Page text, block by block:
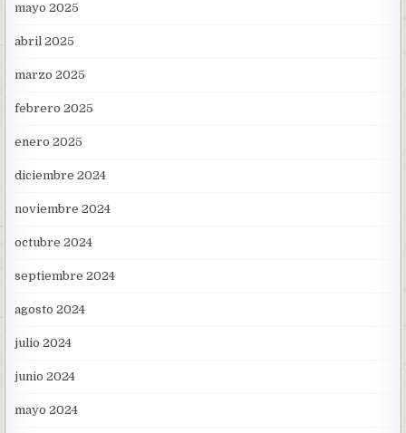
mayo 2025
abril 2025
marzo 2025
febrero 2025
enero 2025
diciembre 2024
noviembre 2024
octubre 2024
septiembre 2024
agosto 2024
julio 2024
junio 2024
mayo 2024